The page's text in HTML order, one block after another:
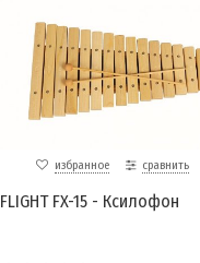
избранное сравнить
FLIGHT FX-15 - Ксилофон